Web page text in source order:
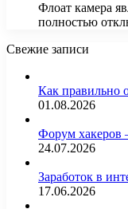
Флоат камера
полностью
Свежие записи
Как правильно
01.08.2026
Форум хакеров
24.07.2026
Заработок в
17.06.2026